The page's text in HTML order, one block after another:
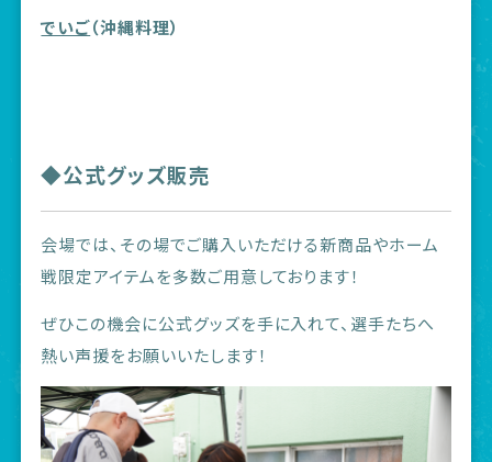
でいご（沖縄料理）
◆公式グッズ販売
会場では、その場でご購入いただける新商品やホーム
戦限定アイテムを多数ご用意しております！
ぜひこの機会に公式グッズを手に入れて、選手たちへ
熱い声援をお願いいたします！